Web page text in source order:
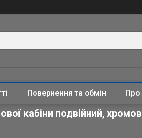
Повернення та обмін Про
кабіни подвійний,